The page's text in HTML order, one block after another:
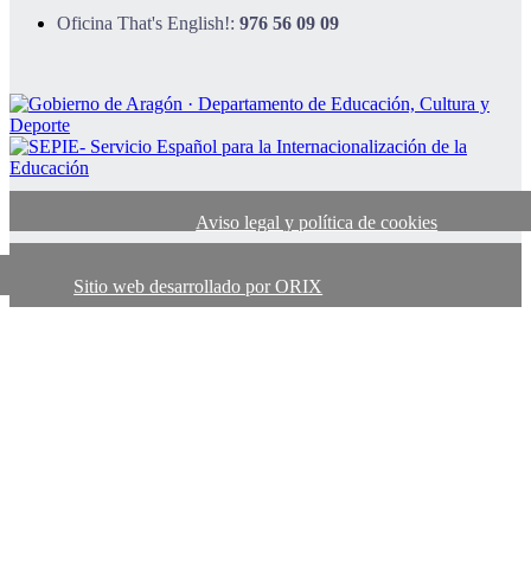
Oficina That's English!: 976 56 09 09
Aviso legal y política de cookies
Sitio web desarrollado por ORIX